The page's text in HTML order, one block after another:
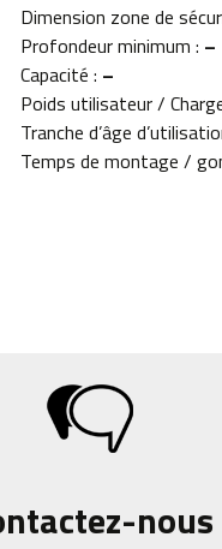
Dimension zone de
Profondeur minimum : –
Capacité : –
Poids utilisateur /
Tranche d’âge
Temps de montage /
nous